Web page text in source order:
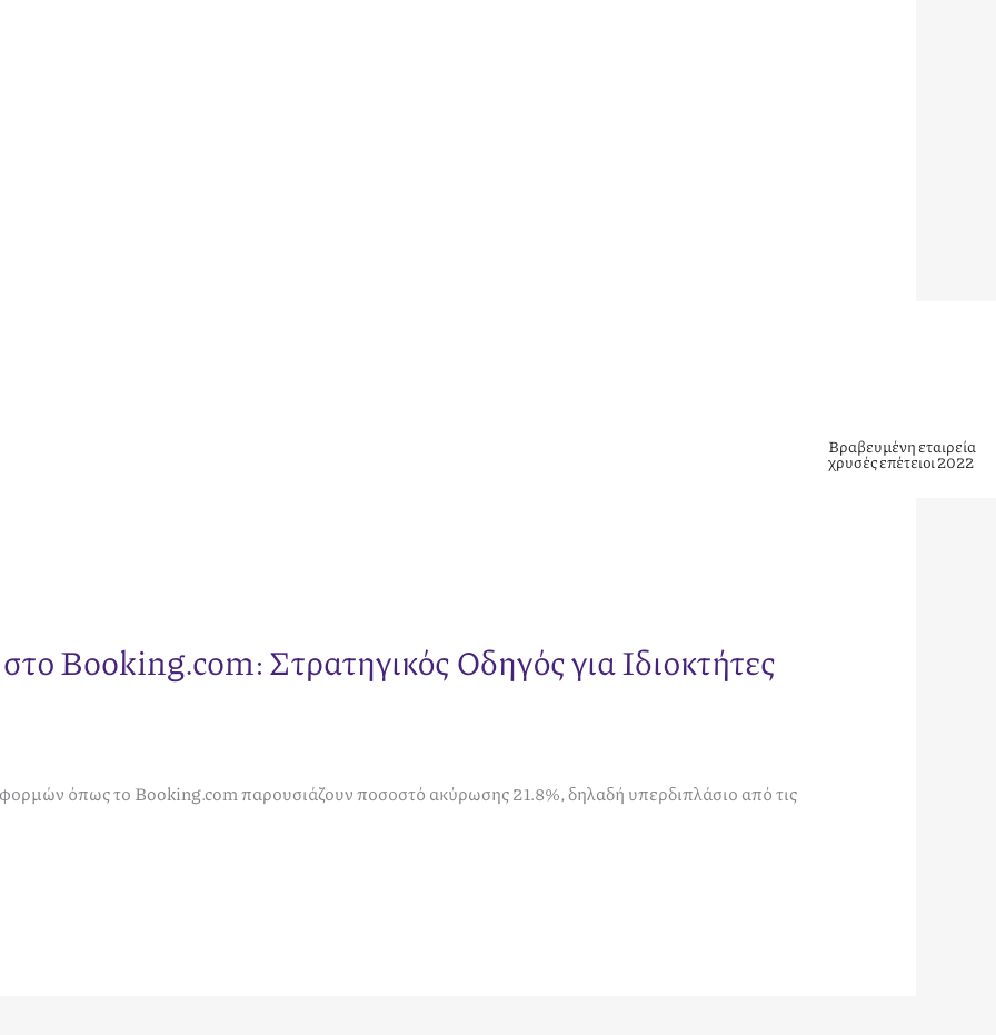
Booking.com: Στρατηγικός Οδηγός για Ιδιοκτήτες
όπως το Booking.com παρουσιάζουν ποσοστό ακύρωσης 21.8%, δηλαδή υπερδιπλάσιο από τις
Βραβευμένη εταιρεία
χρυσές επέτειοι 2022